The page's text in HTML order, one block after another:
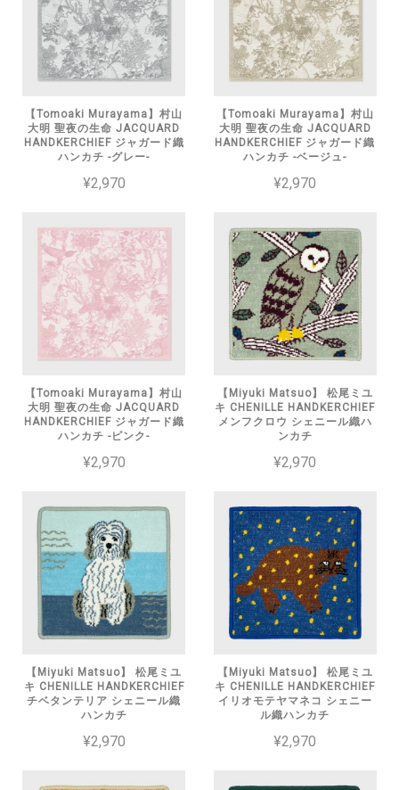
【Tomoaki Murayama】村山
大明 聖夜の生命 JACQUARD
HANDKERCHIEF ジャガード織
ハンカチ -グレー-
¥2,970
【Tomoaki Murayama】村山
大明 聖夜の生命 JACQUARD
HANDKERCHIEF ジャガード織
ハンカチ -ベージュ-
¥2,970
【Tomoaki Murayama】村山
大明 聖夜の生命 JACQUARD
HANDKERCHIEF ジャガード織
ハンカチ -ピンク-
¥2,970
【Miyuki Matsuo】 松尾ミユ
キ CHENILLE HANDKERCHIEF
メンフクロウ シェニール織ハ
ンカチ
¥2,970
【Miyuki Matsuo】 松尾ミユ
キ CHENILLE HANDKERCHIEF
チベタンテリア シェニール織
ハンカチ
¥2,970
【Miyuki Matsuo】 松尾ミユ
キ CHENILLE HANDKERCHIEF
イリオモテヤマネコ シェニー
ル織ハンカチ
¥2,970